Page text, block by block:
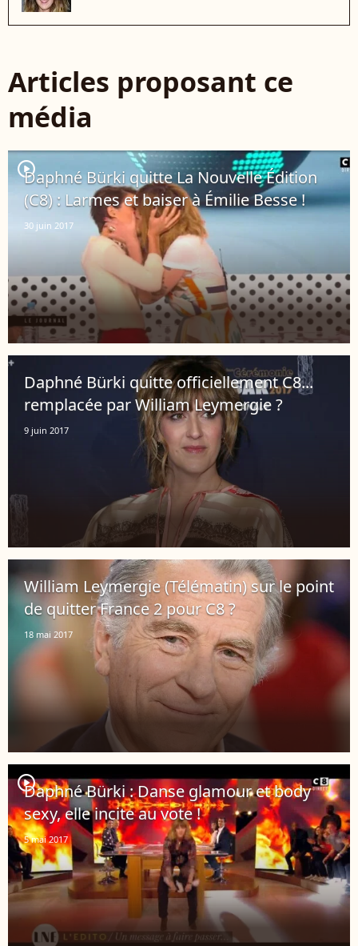
Articles proposant ce
média
player2
Daphné Bürki quitte La Nouvelle Édition
(C8) : Larmes et baiser à Émilie Besse !
30 juin 2017
Daphné Bürki quitte officiellement C8...
remplacée par William Leymergie ?
9 juin 2017
William Leymergie (Télématin) sur le point
de quitter France 2 pour C8 ?
18 mai 2017
player2
Daphné Bürki : Danse glamour et body
sexy, elle incite au vote !
5 mai 2017